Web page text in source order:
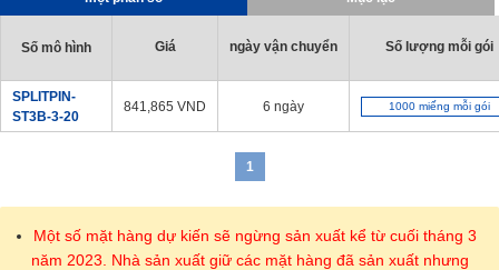
Số mô hình Giá ngày vận chuyển Số lượng mỗi gói
SPLITPIN-
ST3B-3-20
841,865 VND 6 ngày 1000 miếng mỗi gói
1
Một số mặt hàng dự kiến sẽ ngừng sản xuất kể từ cuối tháng 3
năm 2023. Nhà sản xuất giữ các mặt hàng đã sản xuất nhưng